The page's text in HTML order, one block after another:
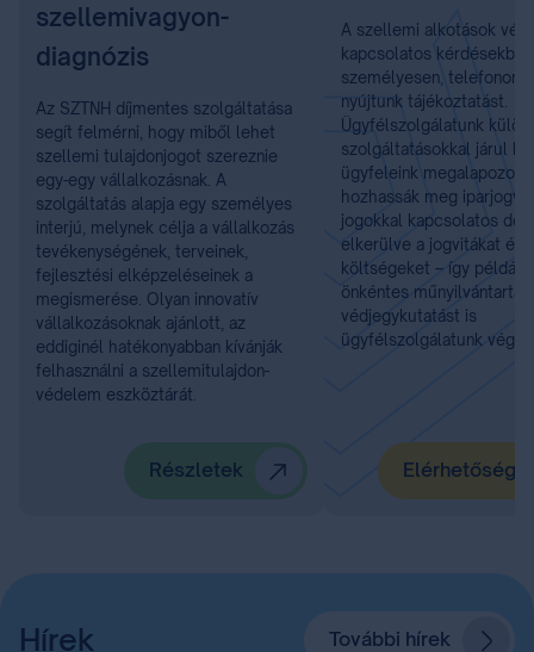
szellemivagyon-
diagnózis
Az SZTNH díjmentes szolgáltatása
segít felmérni, hogy miből lehet
szellemi tulajdonjogot szereznie
egy-egy vállalkozásnak. A
szolgáltatás alapja egy személyes
interjú, melynek célja a vállalkozás
tevékenységének, terveinek,
fejlesztési elképzeléseinek a
megismerése. Olyan innovatív
vállalkozásoknak ajánlott, az
eddiginél hatékonyabban kívánják
felhasználni a szellemitulajdon-
védelem eszköztárát.
Részletek
A szellemi alkotások
kapcsolatos kérdésekben
személyesen, telefonon
nyújtunk tájékoztatást.
Ügyfélszolgálatunk
szolgáltatásokkal járul
ügyfeleink
hozhassák meg
jogokkal kapcsolatos
elkerülve a jogvitákat és
költségeket – így például
önkéntes
védjegykutatást is
ügyfélszolgálatunk végzi.
Hírek További hírek